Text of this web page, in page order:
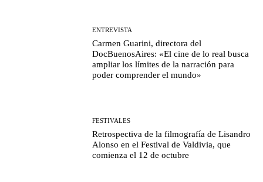
ENTREVISTA
Carmen Guarini, directora del
DocBuenosAires: «El cine de lo real busca
ampliar los límites de la narración para
poder comprender el mundo»
FESTIVALES
Retrospectiva de la filmografía de Lisandro
Alonso en el Festival de Valdivia, que
comienza el 12 de octubre